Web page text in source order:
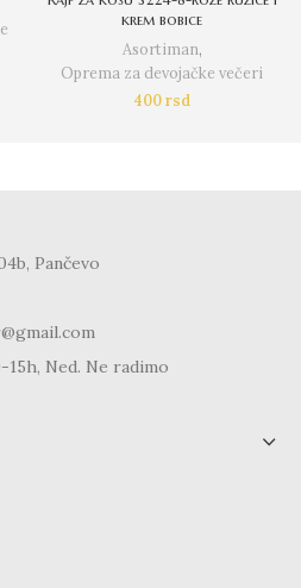
krem bobice
Asortiman,
Oprema za devojačke večeri
400rsd
Pančevo
15h, Ned. Ne radimo